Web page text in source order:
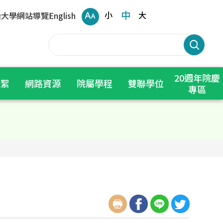
學網站導覽English 小 中 大
網路資源 院屬學程 雙聯學位
20週年院慶
專區